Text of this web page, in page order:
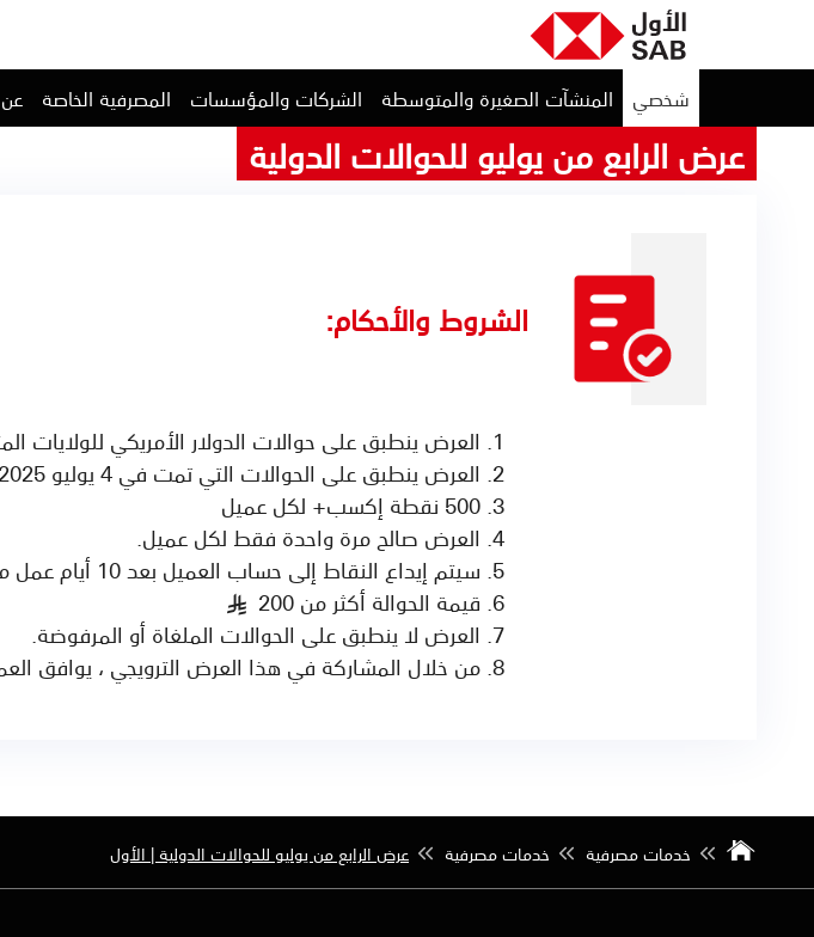
شخصي المنشآت الصغيرة والمتوسطة الشركات والمؤسسات المصرفية الخاصة
عرض الرابع من يوليو للحوالات الدولية
الشروط والأحكام:
العرض ينطبق على حوالات الدولار الأمريكي للولايات
العرض ينطبق على الحوالات التي تمت في 4 يوليو 2025 .
500 نقطة إكسب+ لكل عميل
العرض صالح مرة واحدة فقط لكل عميل.
سيتم إيداع النقاط إلى حساب العميل بعد 10 أيام عمل من إتمام الحوالة.
قيمة الحوالة أكثر من 200 §
العرض لا ينطبق على الحوالات الملغاة أو المرفوضة.
من خلال المشاركة في هذا العرض الترويجي ، يوافق
خدمات مصرفية خدمات مصرفية عرض الرابع من يوليو للحوالات الدولية | الأول